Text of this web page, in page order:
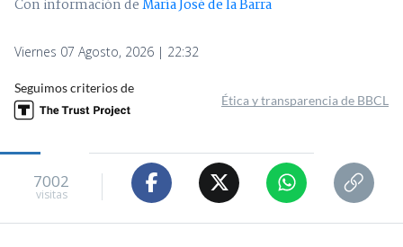
Con información deMaría José de la Barra
Viernes 07 Agosto, 2026 | 22:32
Seguimos criterios de
Ética y transparencia de BBCL
7002
visitas